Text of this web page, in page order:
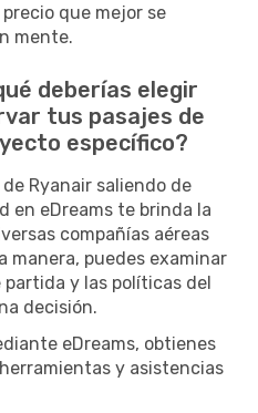
que mejor se
mente.
deberías elegir
tus pasajes de
específico?
Ryanair saliendo de
en eDreams te brinda la
compañías aéreas
manera, puedes examinar
partida y las políticas del
decisión.
eDreams, obtienes
y asistencias